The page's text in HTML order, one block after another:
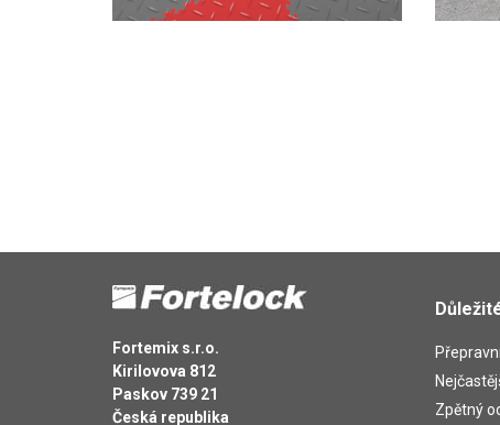
Fortemix s.r.o.
Kirilovova 812
Paskov 739 21
Česká republika
Zpětný